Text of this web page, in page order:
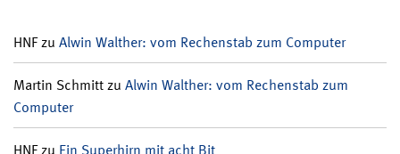
HNFzu Alwin Walther: vom Rechenstab zum Computer
Martin Schmittzu Alwin Walther: vom Rechenstab zum
Computer
HNFzu Ein Superhirn mit acht Bit